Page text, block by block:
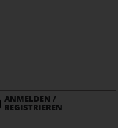
ANMELDEN /
REGISTRIEREN